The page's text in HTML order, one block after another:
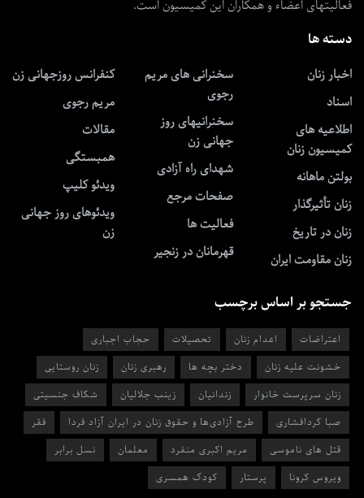
فعالیتهای اعضاء و همکاران این کمیسیون است.
دسته ها
اخبار زنان
اسناد
اطلاعیه های
کمیسیون زنان
بولتن ماهانه
زنان تأثیرگذار
زنان در تاریخ
زنان مقاومت ایران
سخنرانی های مریم
رجوی
سخنرانیهای روز
جهانی زن
شهدای راه آزادی
صفحات مرجع
فعالیت ها
قهرمانان در زنجیر
کنفرانس روزجهانی زن
مریم رجوی
مقالات
همبستگی
ویدئو کلیپ
ویدئوهای روز جهانی
زن
جستجو بر اساس برچسب
اعتراضات اعدام زنان تحصیلات
حجاب اجباری
خشونت علیه زنان
دختر بچه ها رهبری زنان
زنان روستایی
زنان سرپرست خانوار
زندانیان زینب جلالیان
شکاف جنسیتی
صبا کردافشاری
طرح آزادی‌ها و حقوق زنان در ایران آزاد فردا
فقر
قتل های ناموسی
مریم اکبری منفرد معلمان
نسل برابر
ویروس کرونا
پرستار کودک همسری